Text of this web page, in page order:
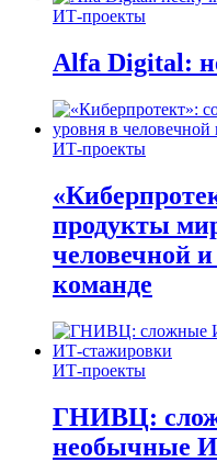
ИТ-проекты
Alfa Digital:
ИТ-проекты
продукты
человечной
команде
ИТ-проекты
ГНИВЦ:
необычные